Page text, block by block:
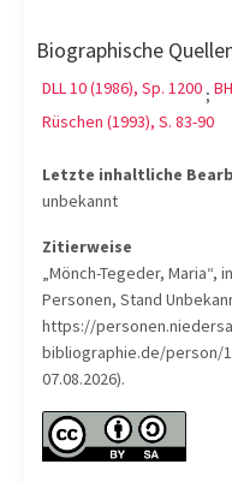
Biographische
DLL 10 (1986), Sp. 1200 ;
Rüschen (1993), S. 83-90
Letzte inhaltliche
unbekannt
Zitierweise
„Mönch-Tegeder, Maria“,
Personen, Stand
https://
bibliographie.de/person/
07.08.2026).